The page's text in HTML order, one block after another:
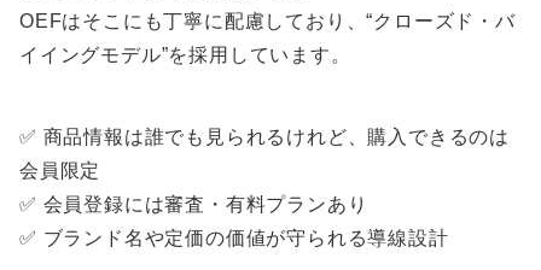
OEFはそこにも丁寧に配慮しており、“クローズド・バ
イイングモデル”を採用しています。
✅ 商品情報は誰でも見られるけれど、購入できるのは
会員限定
✅ 会員登録には審査・有料プランあり
✅ ブランド名や定価の価値が守られる導線設計